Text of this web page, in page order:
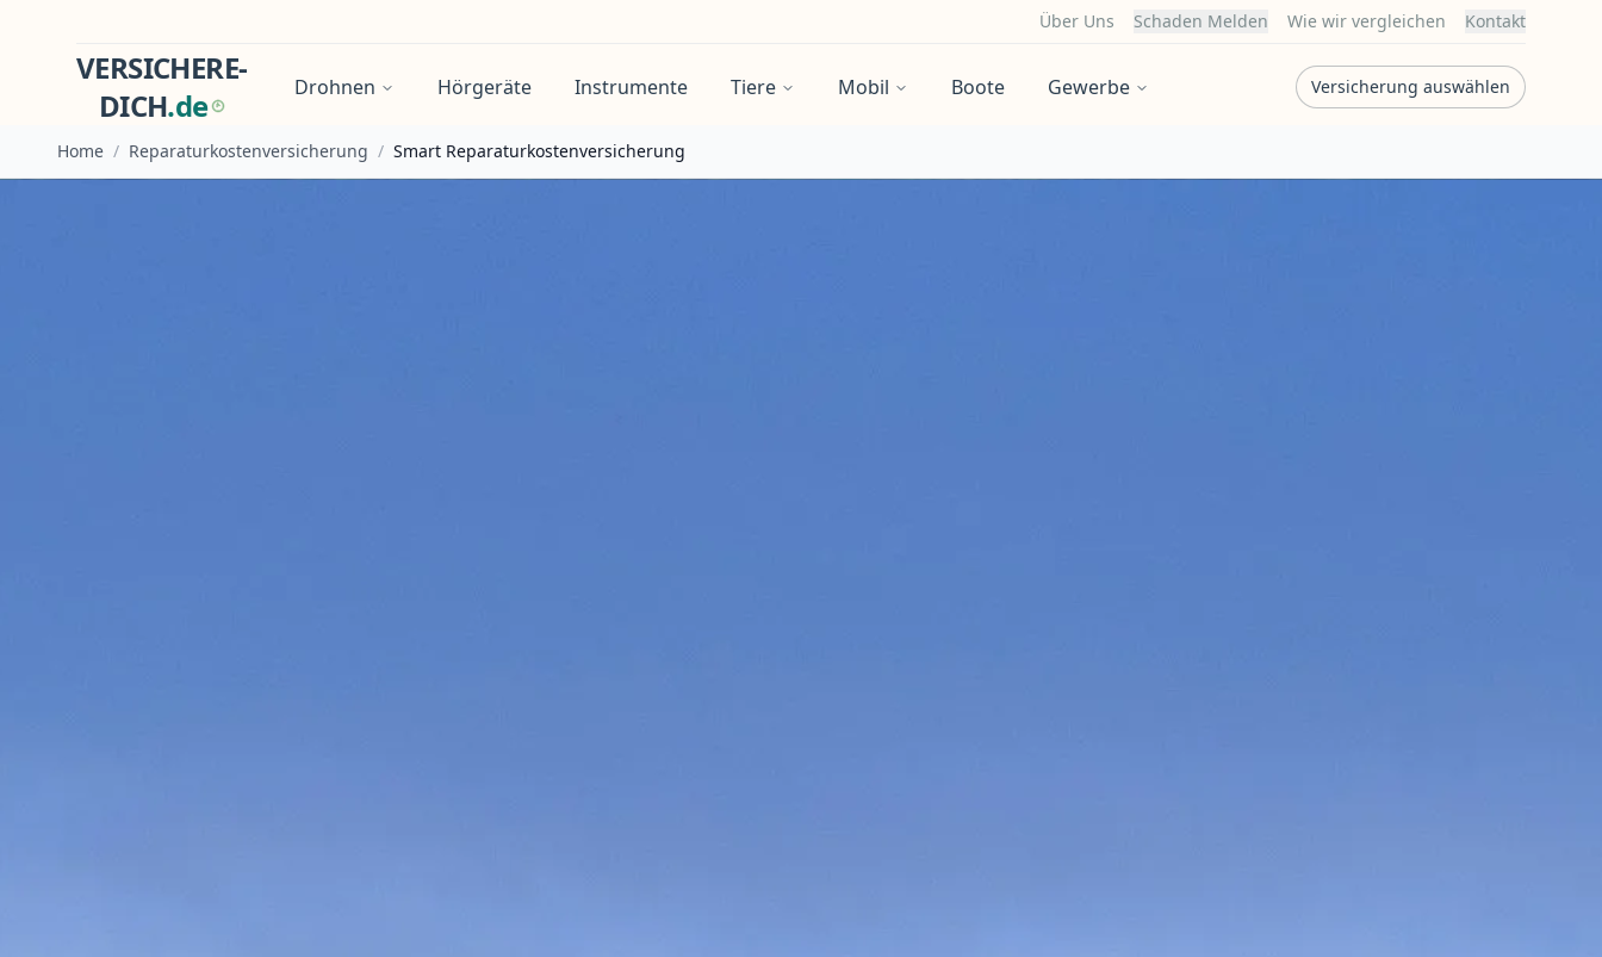
Über Uns Schaden Melden Wie wir vergleichen Kontakt
VERSICHERE-
DICH.de Drohnen Hörgeräte Instrumente Tiere Mobil Boote Gewerbe Versicherung auswählen
Home / Reparaturkostenversicherung / Smart Reparaturkostenversicherung